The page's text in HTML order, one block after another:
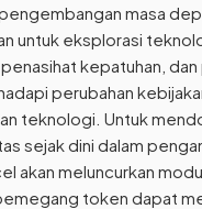
masa
untuk eksplorasi
kepatuhan,
perubahan
teknologi. Untuk
sejak dini dalam
akan meluncurkan
token dapat